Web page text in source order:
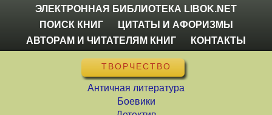
ЭЛЕКТРОННАЯ БИБЛИОТЕКА LIBOK.NET
ПОИСК КНИГ
ЦИТАТЫ И АФОРИЗМЫ
АВТОРАМ И ЧИТАТЕЛЯМ КНИГ
КОНТАКТЫ
ТВОРЧЕСТВО
Античная литература
Боевики